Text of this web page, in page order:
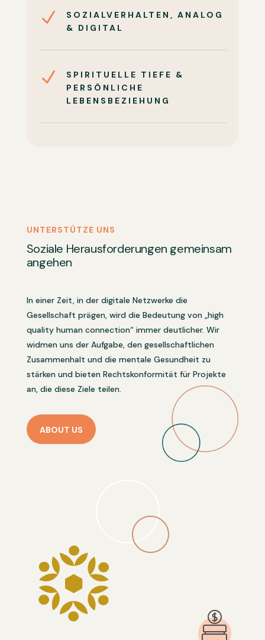
N
SOZIALVERHALTEN, ANALOG
& DIGITAL
N
SPIRITUELLE TIEFE &
PERSÖNLICHE
LEBENSBEZIEHUNG
UNTERSTÜTZE UNS
Soziale Herausforderungen gemeinsam
angehen
In einer Zeit, in der digitale Netzwerke die
Gesellschaft prägen, wird die Bedeutung von „high
quality human connection“ immer deutlicher. Wir
widmen uns der Aufgabe, den gesellschaftlichen
Zusammenhalt und die mentale Gesundheit zu
stärken und bieten Rechtskonformität für Projekte
an, die diese Ziele teilen.
ABOUT US